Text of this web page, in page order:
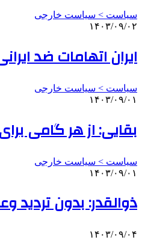
سیاست > سیاست خارجی
۱۴۰۳/۰۹/۰۲
ایران اتهامات ضد
سیاست > سیاست خارجی
۱۴۰۳/۰۹/۰۱
بقایی: از هر گامی
سیاست > سیاست خارجی
۱۴۰۳/۰۹/۰۱
ذوالقدر: بدون تردید وعده
۱۴۰۳/۰۹/۰۴